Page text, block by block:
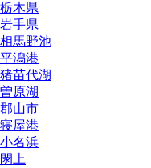
栃木県
岩手県
相馬野池
平潟港
猪苗代湖
曽原湖
郡山市
寝屋港
小名浜
閖上